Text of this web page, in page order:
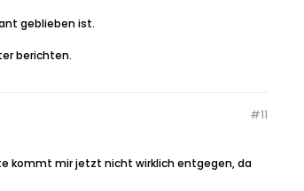
geblieben ist.
berichten.
#11
kommt mir jetzt nicht wirklich entgegen, da